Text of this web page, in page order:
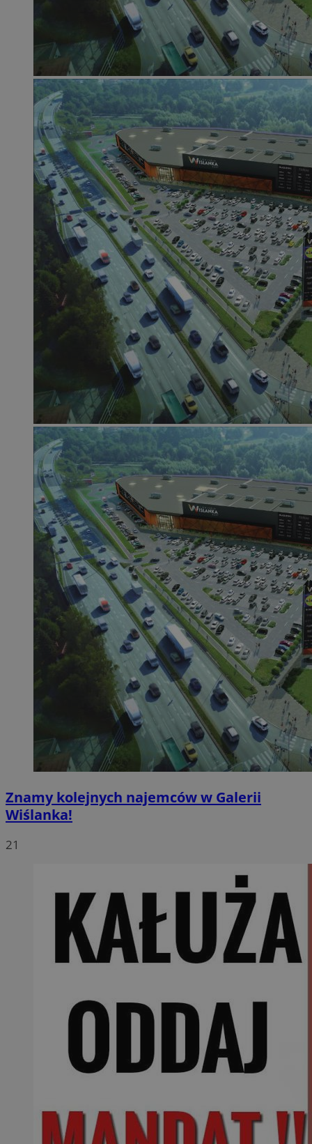
Znamy kolejnych najemców w Galerii
Wiślanka!
21